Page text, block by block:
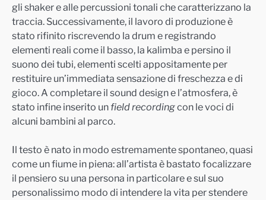
gli shaker e alle percussioni tonali che caratterizzano la
traccia. Successivamente, il lavoro di produzione è
stato rifinito riscrevendo la drum e registrando
elementi reali come il basso, la kalimba e persino il
suono dei tubi, elementi scelti appositamente per
restituire un’immediata sensazione di freschezza e di
gioco. A completare il sound design e l’atmosfera, è
stato infine inserito un field recordingcon le voci di
alcuni bambini al parco.
Il testo è nato in modo estremamente spontaneo, quasi
come un fiume in piena: all’artista è bastato focalizzare
il pensiero su una persona in particolare e sul suo
personalissimo modo di intendere la vita per stendere